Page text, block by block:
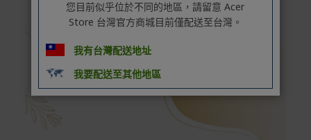
您目前似乎位於不同的地區，請留意 Acer
Store 台灣官方商城目前僅配送至台灣。
我有台灣配送地址
我要配送至其他地區